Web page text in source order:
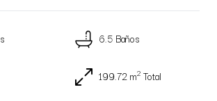
6.5 Baños
199.72 m2 Total